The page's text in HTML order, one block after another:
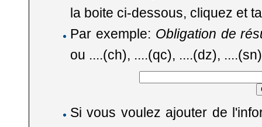
la boite ci-dessous, cliquez et
Par exemple: Obligation de
ou ....(ch), ....(qc), ....(dz),
Si vous voulez ajouter de